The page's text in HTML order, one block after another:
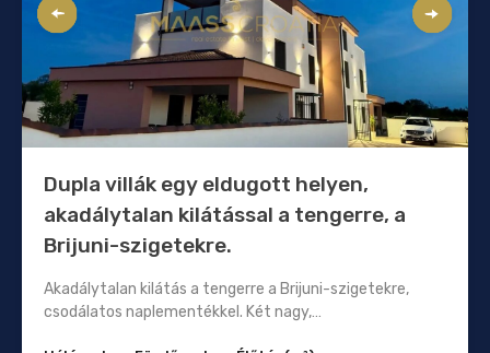
Dupla villák egy eldugott helyen,
akadálytalan kilátással a tengerre, a
Brijuni-szigetekre.
Akadálytalan kilátás a tengerre a Brijuni-szigetekre,
csodálatos naplementékkel. Két nagy,…